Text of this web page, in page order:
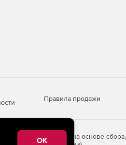
Правила продажи
информации на основе сбора,
OK